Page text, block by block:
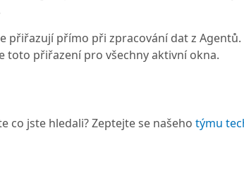
přiřazují přímo při zpracování dat z
toto přiřazení pro všechny aktivní okna.
co jste hledali? Zeptejte se našeho týmu